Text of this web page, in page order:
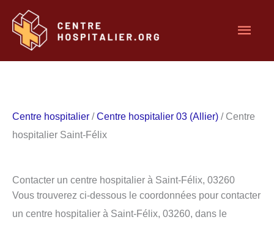
contenu
Centre hospitalier /Centre hospitalier 03 (Allier) / Centre
hospitalier Saint-Félix
Contacter un centre hospitalier à Saint-Félix, 03260
Vous trouverez ci-dessous le coordonnées pour contacter
un centre hospitalier à Saint-Félix, 03260, dans le